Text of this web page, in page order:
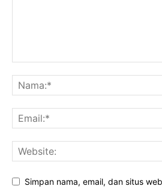
Simpan nama, email, dan situs